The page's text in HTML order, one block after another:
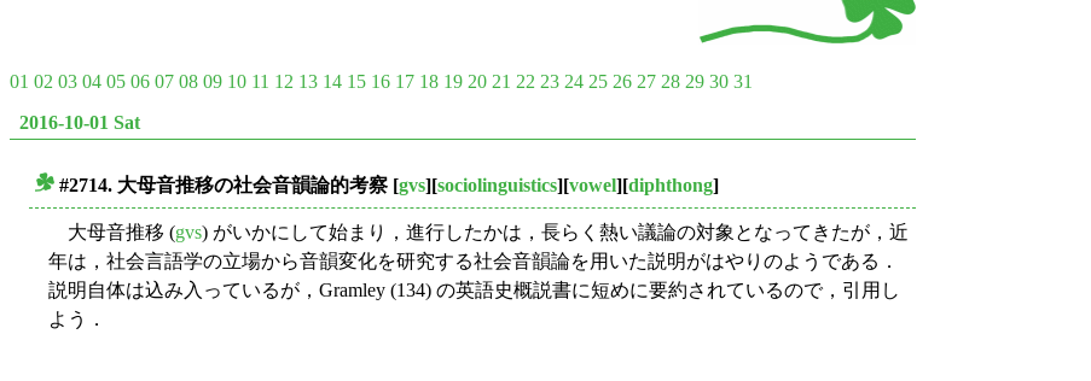
01 02 03 04 05 06 07 08 09 10 11 12 13 14 15 16 17 18 19 20 21 22 23 24 25 26 27 28 29 30 31
2016-10-01 Sat
#2714. 大母音推移の社会音韻論的考察 [gvs][sociolinguistics][vowel][diphthong]
大母音推移 (gvs) がいかにして始まり，進行したかは，長らく熱い議論の対象となってきたが，近
年は，社会言語学の立場から音韻変化を研究する社会音韻論を用いた説明がはやりのようである．
説明自体は込み入っているが，Gramley (134) の英語史概説書に短めに要約されているので，引用し
よう．